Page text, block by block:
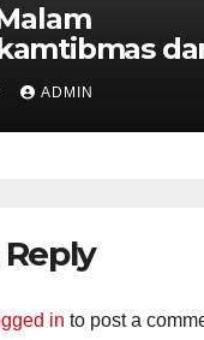
Kamtibmas,
ADMIN
in to post a